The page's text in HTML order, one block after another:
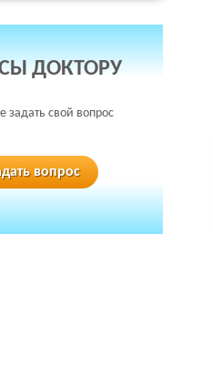
ДОКТОРУ
задать свой вопрос
вопрос